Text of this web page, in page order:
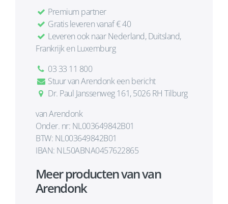
Premium partner
Gratis leveren vanaf € 40
Leveren ook naar Nederland, Duitsland,
Frankrijk en Luxemburg
03 33 11 800
Stuur van Arendonk een bericht
Dr. Paul Janssenweg 161, 5026 RH Tilburg
van Arendonk
Onder. nr: NL003649842B01
BTW: NL003649842B01
IBAN: NL50ABNA0457622865
Meer producten van van
Arendonk